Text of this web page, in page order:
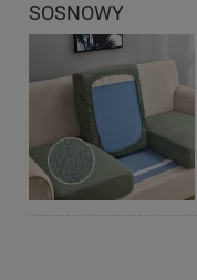
SOSNOWY